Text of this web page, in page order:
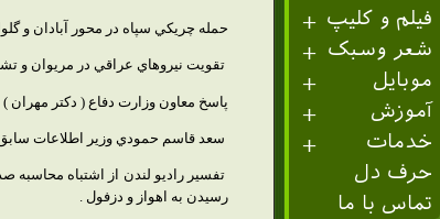
فیلم و کلیپ
شعر وسبک
موبایل
آموزش
خدمات
حرف دل
تماس با ما
حمله چريكي سپاه در محور آبادان و گلوله باران 20 نقطه شهر اهواز توسط دشمن و اعتراض نماينده اهواز به اوضاع جبهه اهواز در انتقاد تلويحي
تقويت نيروهاي عراقي در مريوان و
پاسخ معاون وزارت دفاع ( دكتر مهران
سعد قاسم حمودي وزير اطلاعات
تفسير راديو لندن از اشتباه محاسبه
رسيدن به اهواز و دزفول .